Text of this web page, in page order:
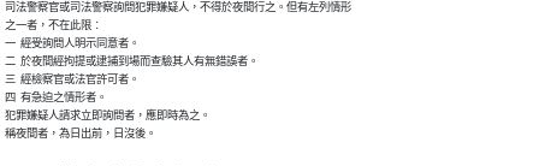
司法警察官或司法警察詢問犯罪嫌疑人，不得於夜間行之。但有左列情形
之一者，不在此限︰
一  經受詢問人明示同意者。
二  於夜間經拘提或逮捕到場而查驗其人有無錯誤者。
三  經檢察官或法官許可者。
四  有急迫之情形者。
犯罪嫌疑人請求立即詢問者，應即時為之。
稱夜間者，為日出前，日沒後。